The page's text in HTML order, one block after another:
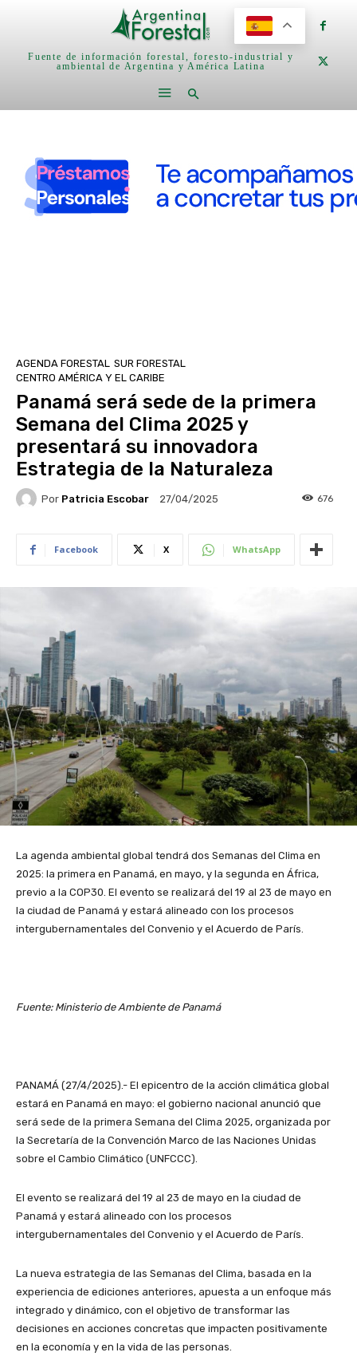
Fuente de información forestal, foresto-industrial y
ambiental de Argentina y América Latina
AGENDA FORESTAL SUR FORESTAL
CENTRO AMÉRICA Y EL CARIBE
Panamá será sede de la primera
Semana del Clima 2025 y
presentará su innovadora
Estrategia de la Naturaleza
Por Patricia Escobar 27/04/2025 676
Facebook X WhatsApp
La agenda ambiental global tendrá dos Semanas del Clima en
2025: la primera en Panamá, en mayo, y la segunda en África,
previo a la COP30. El evento se realizará del 19 al 23 de mayo en
la ciudad de Panamá y estará alineado con los procesos
intergubernamentales del Convenio y el Acuerdo de París.
Fuente: Ministerio de Ambiente de Panamá
PANAMÁ (27/4/2025).- El epicentro de la acción climática global
estará en Panamá en mayo: el gobierno nacional anunció que
será sede de la primera Semana del Clima 2025, organizada por
la Secretaría de la Convención Marco de las Naciones Unidas
sobre el Cambio Climático (UNFCCC).
El evento se realizará del 19 al 23 de mayo en la ciudad de
Panamá y estará alineado con los procesos
intergubernamentales del Convenio y el Acuerdo de París.
La nueva estrategia de las Semanas del Clima, basada en la
experiencia de ediciones anteriores, apuesta a un enfoque más
integrado y dinámico, con el objetivo de transformar las
decisiones en acciones concretas que impacten positivamente
en la economía y en la vida de las personas.